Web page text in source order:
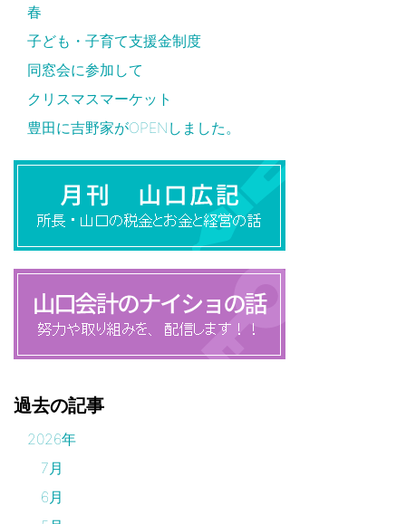
春
子ども・子育て支援金制度
同窓会に参加して
クリスマスマーケット
豊田に吉野家がOPENしました。
過去の記事
2026年
7月
6月